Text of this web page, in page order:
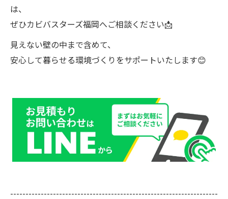
は、
ぜひカビバスターズ福岡へご相談ください📩
見えない壁の中まで含めて、
安心して暮らせる環境づくりをサポートいたします😊
--------------------------------------------------------------------